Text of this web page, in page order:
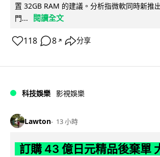
置 32GB RAM 的建議。分析指微軟同時新推
門...
閱讀全文
118 8 ↗ 分享
科技娛樂 影視娛樂
Lawton 13 小時
訂購 43 億日元精品後棄單